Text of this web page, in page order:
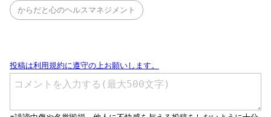
からだと心のヘルスマネジメント